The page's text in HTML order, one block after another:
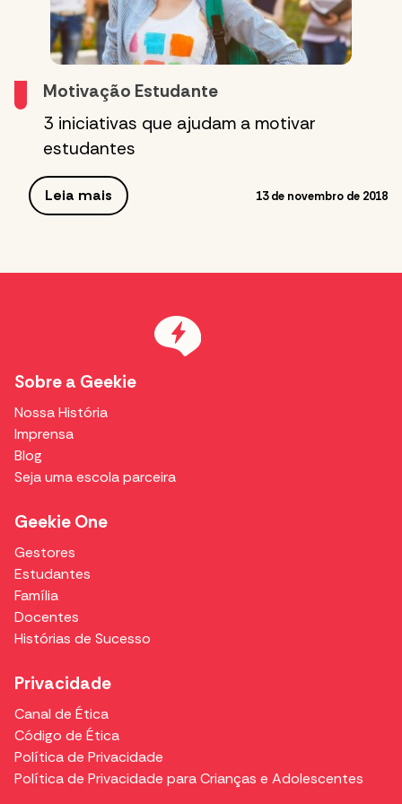
Motivação Estudante
3 iniciativas que ajudam a motivar
estudantes
Leia mais 13 de novembro de 2018
Sobre a Geekie
Nossa História
Imprensa
Blog
Seja uma escola parceira
Geekie One
Gestores
Estudantes
Família
Docentes
Histórias de Sucesso
Privacidade
Canal de Ética
Código de Ética
Política de Privacidade
Política de Privacidade para Crianças e Adolescentes